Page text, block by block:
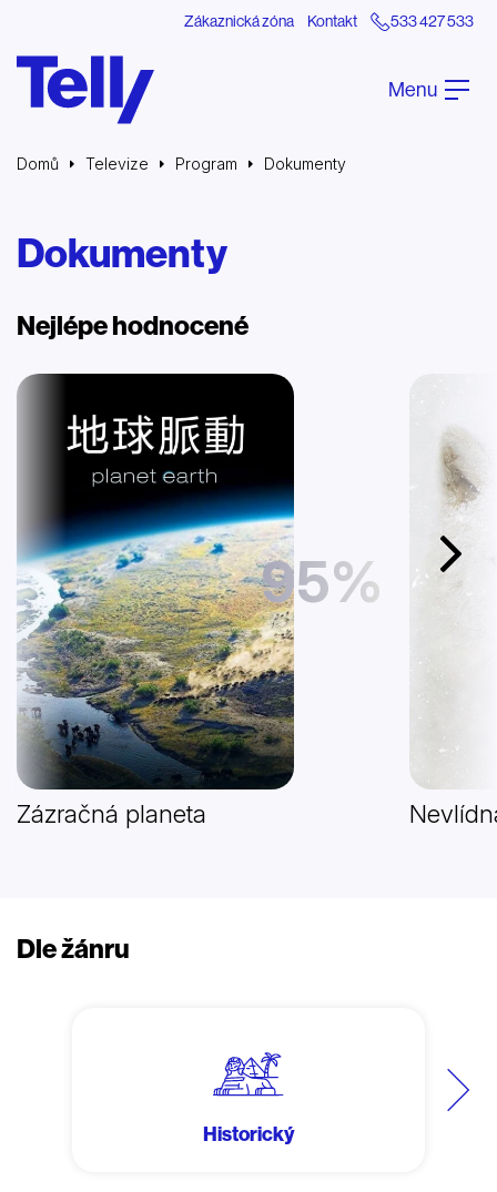
Zákaznická zóna Kontakt 533 427 533
Menu
Domů Televize Program Dokumenty
Dokumenty
Nejlépe hodnocené
Další
95%
Zázračná planeta
Dle žánru
Další
Historický